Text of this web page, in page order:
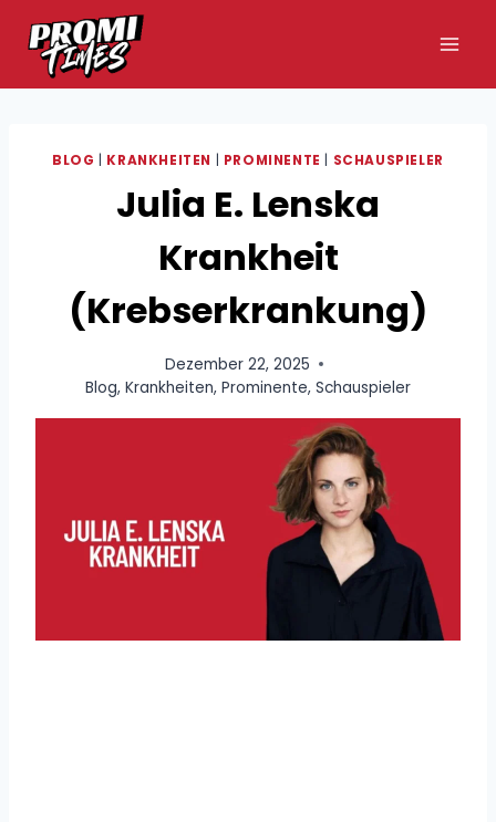
Inhalt
springen
BLOG KRANKHEITEN PROMINENTE SCHAUSPIELER
Julia E. Lenska
Krankheit
(Krebserkrankung)
Dezember 22, 2025
Blog, Krankheiten, Prominente, Schauspieler